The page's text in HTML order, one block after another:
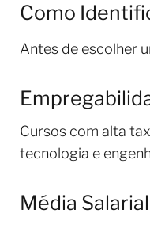
Como
Antes de escolher
Cursos com alta
tecnologia e
Média Salarial